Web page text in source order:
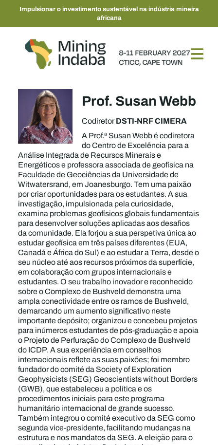
Impulsionar o investimento sustentável na indústria mineira
africana
Prof. Susan Webb
CodiretorDSTI-NRF CIMERA
A Prof.ª Susan Webb é codiretora
do Centro de Excelência para a
Análise Integrada de Recursos Minerais e
Energéticos e professora associada de geofísica na
Faculdade de Geociências da Universidade de
Witwatersrand, em Joanesburgo. Tem uma paixão
por criar oportunidades para os estudantes. A sua
investigação, impulsionada pela curiosidade,
examina problemas geofísicos globais fundamentais
para desenvolver soluções aplicadas aos desafios
da comunidade. Ela forjou a sua perspetiva única ao
estudar geofísica em três países diferentes (EUA,
Canadá e África do Sul) e ao estudar a Terra, desde o
seu núcleo até aos recursos próximos da superfície,
em colaboração com grupos internacionais e
estudantes. O seu trabalho inovador e reconhecido
sobre o Complexo de Bushveld demonstra uma
ampla conectividade entre os ramos de Bushveld,
demarcando um aumento significativo neste
importante depósito; organizou e concebeu projetos
para inúmeros estudantes de pós-graduação e apoia
o Projeto de Perfuração do Complexo de Bushveld
do ICDP. A sua experiência em conselhos
internacionais reflete as suas paixões; foi membro
fundador do comité da Society of Exploration
Geophysicists (SEG) Geoscientists without Borders
(GWB), que estabeleceu a política e os
procedimentos iniciais para este programa
humanitário internacional de grande sucesso.
Também integrou o comité executivo da SEG como
segunda vice-presidente, facilitando mudanças na
estrutura e nos mandatos da SEG. A eleição para o